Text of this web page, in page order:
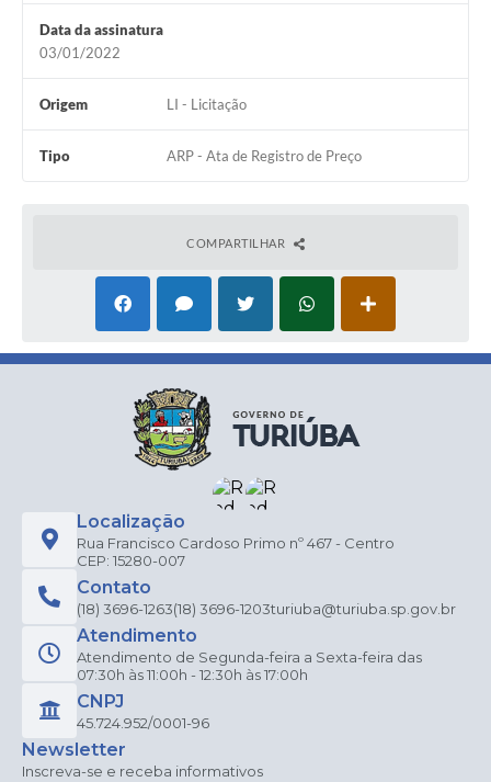
Data da assinatura
03/01/2022
Origem LI - Licitação
Tipo ARP - Ata de Registro de Preço
COMPARTILHAR
Localização
Rua Francisco Cardoso Primo nº 467 - Centro
CEP: 15280-007
Contato
(18) 3696-1263(18) 3696-1203turiuba@turiuba.sp.gov.br
Atendimento
Atendimento de Segunda-feira a Sexta-feira das
07:30h às 11:00h - 12:30h às 17:00h
CNPJ
45.724.952/0001-96
Newsletter
Inscreva-se e receba informativos